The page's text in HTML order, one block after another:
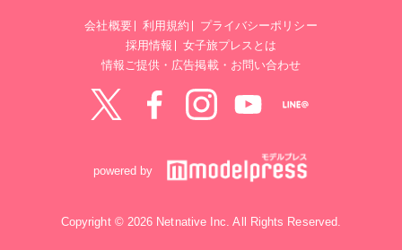
会社概要 利用規約
プライバシーポリシー
採用情報
女子旅プレスとは
情報ご提供・広告掲載・お問い合わせ
powered by
Copyright © 2026 Netnative Inc. All Rights Reserved.